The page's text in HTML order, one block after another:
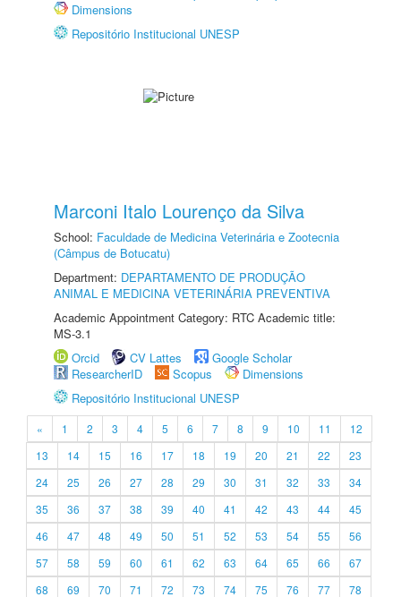
Dimensions
Repositório Institucional UNESP
Marconi Italo Lourenço da Silva
School: Faculdade de Medicina Veterinária e Zootecnia
(Câmpus de Botucatu)
Department: DEPARTAMENTO DE PRODUÇÃO
ANIMAL E MEDICINA VETERINÁRIA PREVENTIVA
Academic Appointment Category: RTC Academic title:
MS-3.1
Orcid
CV Lattes
Google Scholar
ResearcherID
Scopus
Dimensions
Repositório Institucional UNESP
« 1 2 3 4 5 6 7 8 9 10 11
12
13
14 15 16 17 18 19 20 21 22
23
24
25 26 27 28 29 30 31 32 33
34
35
36 37 38 39 40 41 42 43 44
45
46
47 48 49 50 51 52 53 54 55
56
57
58 59 60 61 62 63 64 65 66
67
68
69 70 71 72 73 74 75 76 77
78